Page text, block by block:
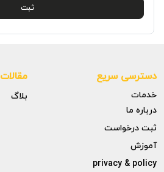
ثبت
دسترسی سریع
خدمات
درباره ما
ثبت درخواست
آموزش
privacy & policy
مقالات
بلاگ